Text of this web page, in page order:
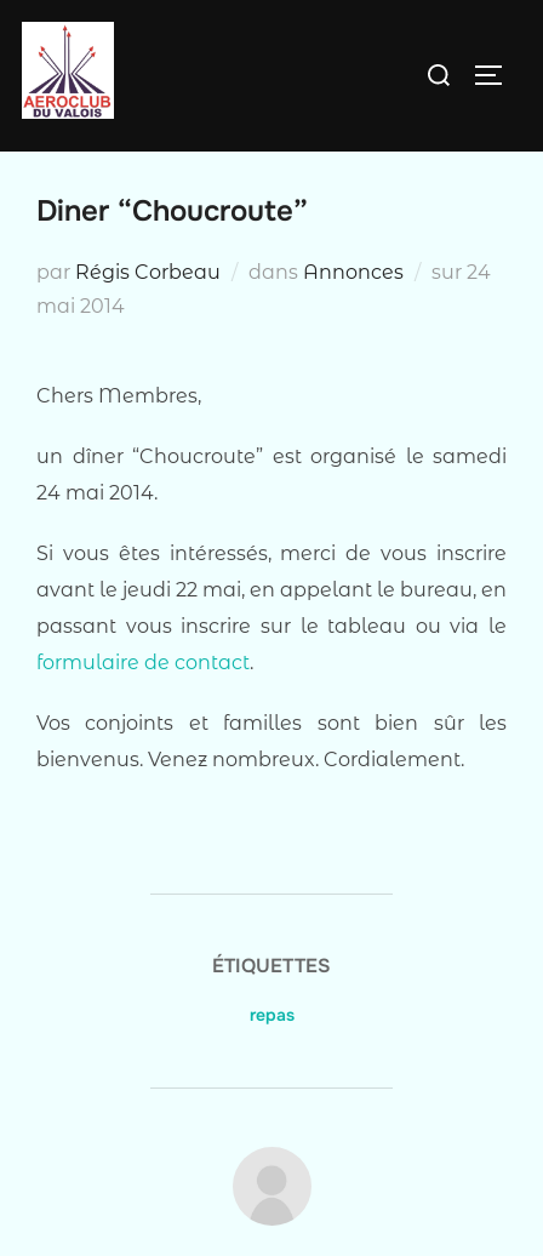
contenu
Rechercher :
Diner “Choucroute”
par Régis Corbeau dans Annonces sur Publié
24
mai 2014
Chers Membres,
un dîner “Choucroute” est organisé le samedi
24 mai 2014.
Si vous êtes intéressés, merci de vous inscrire
avant le jeudi 22 mai, en appelant le bureau, en
passant vous inscrire sur le tableau ou via le
formulaire de contact.
Vos conjoints et familles sont bien sûr les
bienvenus. Venez nombreux. Cordialement.
ÉTIQUETTES
repas
AUTEUR DE LA PUBLICATION